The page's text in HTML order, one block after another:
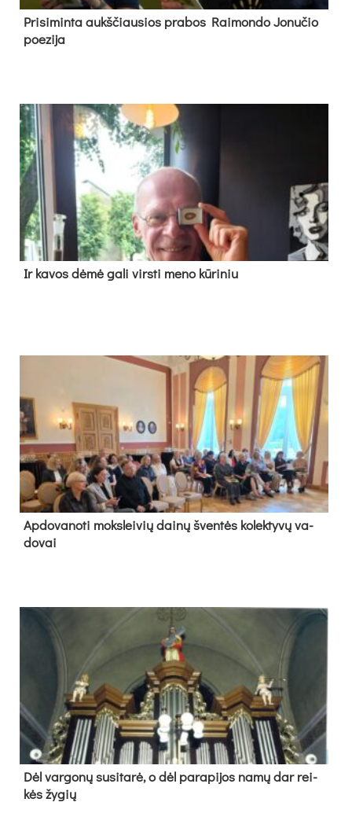
Pri­si­min­ta aukš­čiau­sios pra­bos Rai­mon­do Jo­nu­čio
poe­zi­ja
Ir ka­vos dė­mė ga­li virs­ti me­no kū­ri­niu
Ap­do­va­no­ti moks­lei­vių dai­nų šven­tės ko­lek­ty­vų va­
do­vai
Dėl var­go­nų su­si­ta­rė, o dėl pa­ra­pi­jos na­mų dar rei­
kės žy­gių